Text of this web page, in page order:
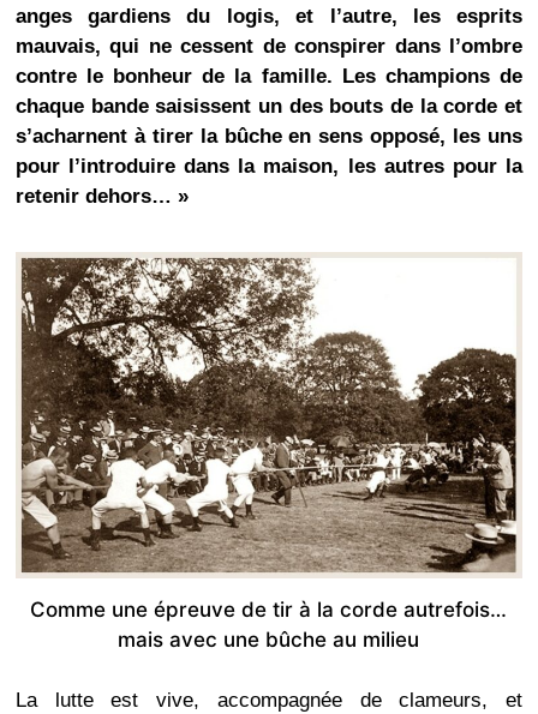
anges gardiens du logis, et l’autre, les esprits
mauvais, qui ne cessent de conspirer dans l’ombre
contre le bonheur de la famille. Les champions de
chaque bande saisissent un des bouts de la corde et
s’acharnent à tirer la bûche en sens opposé, les uns
pour l’introduire dans la maison, les autres pour la
retenir dehors… »
Comme une épreuve de tir à la corde autrefois…
mais avec une bûche au milieu
La lutte est vive, accompagnée de clameurs, et